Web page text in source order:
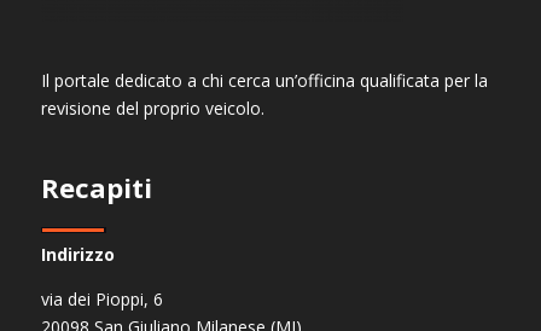
Il portale dedicato a chi cerca un’officina qualificata per la
revisione del proprio veicolo.
Recapiti
Indirizzo
via dei Pioppi, 6